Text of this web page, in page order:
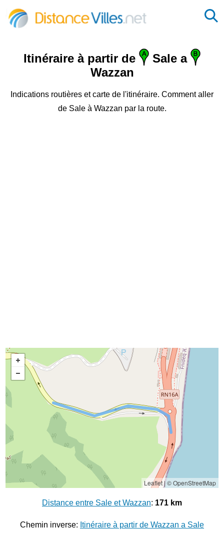
Itinéraire à partir de
Sale a
Wazzan
Indications routières et carte de l'itinéraire. Comment aller
de Sale à Wazzan par la route.
Leaflet|© OpenStreetMap
Distance entre Sale et Wazzan: 171 km
Chemin inverse: Itinéraire à partir de Wazzan a Sale